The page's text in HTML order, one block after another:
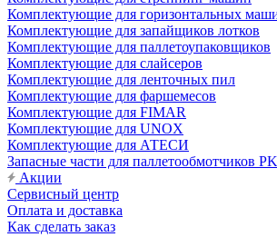
Комплектующие для горизонтальных
Комплектующие для запайщиков лотков
Комплектующие для паллетоупаковщиков
Комплектующие для слайсеров
Комплектующие для ленточных пил
Комплектующие для фаршемесов
Комплектующие для FIMAR
Комплектующие для UNOX
Комплектующие для АТЕСИ
Запасные части для паллетообмотчиков
Акции
Сервисный центр
Оплата и доставка
Как сделать заказ